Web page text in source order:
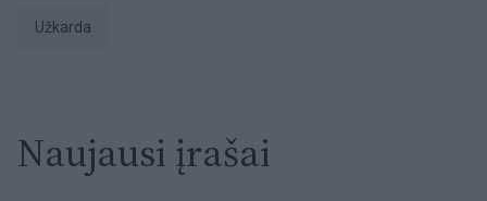
užkarda
Naujausi įrašai